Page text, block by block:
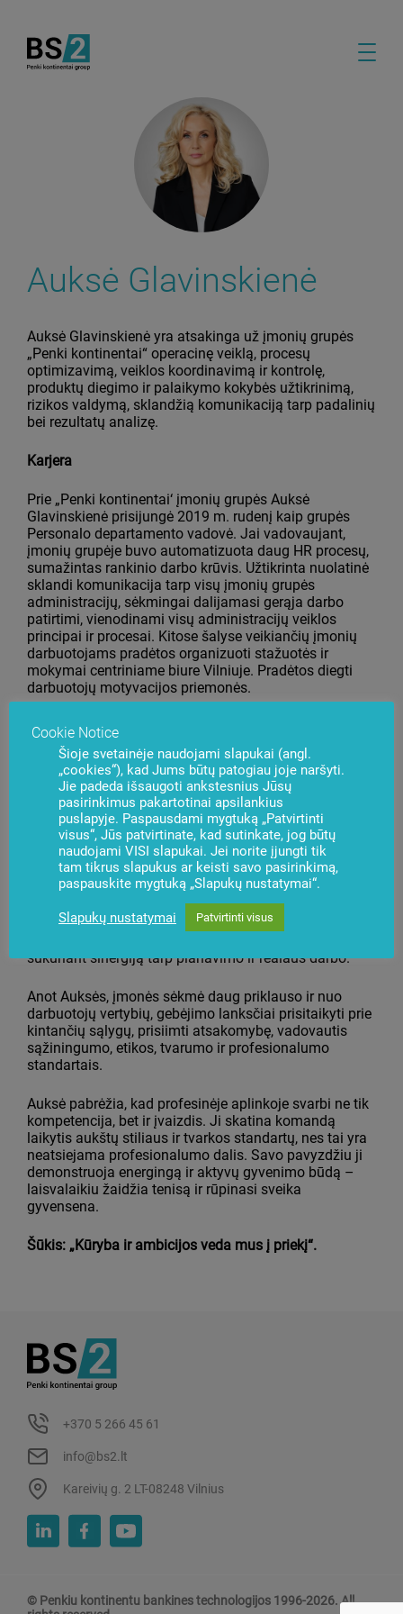
Auksė Glavinskienė
Auksė Glavinskienė yra atsakinga už įmonių grupės
„Penki kontinentai“ operacinę veiklą, procesų
optimizavimą, veiklos koordinavimą ir kontrolę,
produktų diegimo ir palaikymo kokybės užtikrinimą,
rizikos valdymą, sklandžią komunikaciją tarp padalinių
bei rezultatų analizę.
Karjera
Prie „Penki kontinentai‘ įmonių grupės Auksė
Glavinskienė prisijungė 2019 m. rudenį kaip grupės
Personalo departamento vadovė. Jai vadovaujant,
įmonių grupėje buvo automatizuota daug HR procesų,
sumažintas rankinio darbo krūvis. Užtikrinta nuolatinė
sklandi komunikacija tarp visų įmonių grupės
administracijų, sėkmingai dalijamasi gerąja darbo
patirtimi, vienodinami visų administracijų veiklos
principai ir procesai. Kitose šalyse veikiančių įmonių
darbuotojams pradėtos organizuoti stažuotės ir
mokymai centriniame biure Vilniuje. Pradėtos diegti
darbuotojų motyvacijos priemonės.
2022 m. sausį Auksė buvo paskirta Grupės
Administracijos vadove, 2024 m. liepą – BS/2
Operacinės veiklos vadove.
Požiūris į vadovavimą
Pasak Operacinės veiklos vadovės, darbo efektyvumas
priklauso nuo aiškių procesų ir darnaus komandų
bendradarbiavimo. Jos tikslas – užtikrinti, kad visi
įmonės padaliniai veiktų viena kryptimi, efektyviai
naudotų resursus ir laiku pasiektų užsibrėžtus
rezultatus. Didžiausia užduotis – suderinti strateginius
sukuriant sinergiją tarp planavimo ir realaus darbo.
Anot Auksės, įmonės sėkmė daug priklauso ir nuo
darbuotojų vertybių, gebėjimo lanksčiai prisitaikyti prie
kintančių sąlygų, prisiimti atsakomybę, vadovautis
sąžiningumo, etikos, tvarumo ir profesionalumo
standartais.
Auksė pabrėžia, kad profesinėje aplinkoje svarbi ne tik
kompetencija, bet ir įvaizdis. Ji skatina komandą
laikytis aukštų stiliaus ir tvarkos standartų, nes tai yra
neatsiejama profesionalumo dalis. Savo pavyzdžiu ji
demonstruoja energingą ir aktyvų gyvenimo būdą –
laisvalaikiu žaidžia tenisą ir rūpinasi sveika
gyvensena.
Šūkis: „Kūryba ir ambicijos veda mus į priekį“.
+370 5 266 45 61
info@bs2.lt
Kareivių g. 2 LT-08248 Vilnius
© Penkiu kontinentu bankines technologijos 1996-2026. All
Cookie Notice
Šioje svetainėje naudojami slapukai (angl.
„cookies“), kad Jums būtų patogiau joje naršyti.
Jie padeda išsaugoti ankstesnius Jūsų
pasirinkimus pakartotinai apsilankius
puslapyje. Paspausdami mygtuką „Patvirtinti
visus“, Jūs patvirtinate, kad sutinkate, jog būtų
naudojami VISI slapukai. Jei norite įjungti tik
tam tikrus slapukus ar keisti savo pasirinkimą,
paspauskite mygtuką „Slapukų nustatymai“.
Slapukų nustatymai Patvirtinti visus